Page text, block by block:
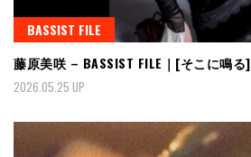
BASSIST FILE
藤原美咲 – BASSIST FILE｜[そこに鳴る]
2026.05.25 UP